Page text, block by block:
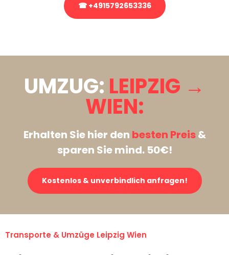
☎ +4915792653336
UMZUG: LEIPZIG →
WIEN:
Erhalten Sie hier den besten Preis&
sparen Sie mind. 50€!
Kostenlos & unverbindlich anfragen!
Transporte & Umzüge Leipzig Wien